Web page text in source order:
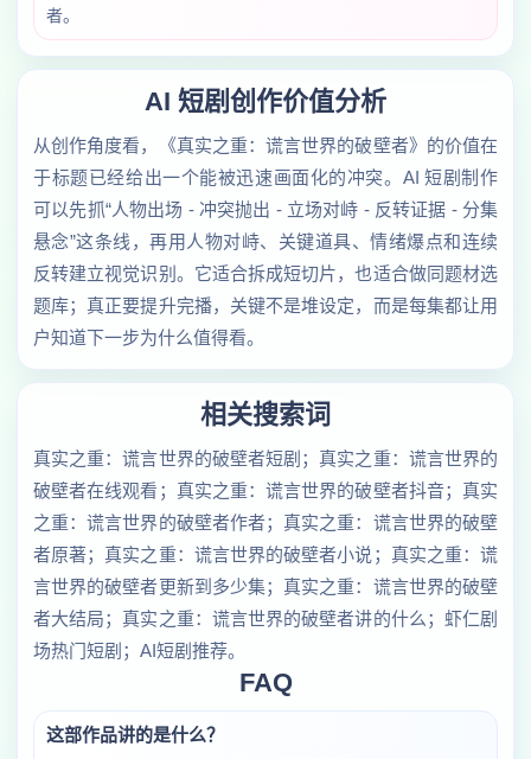
者。
AI 短剧创作价值分析
从创作角度看，《真实之重：谎言世界的破壁者》的价值在
于标题已经给出一个能被迅速画面化的冲突。AI 短剧制作
可以先抓“人物出场 - 冲突抛出 - 立场对峙 - 反转证据 - 分集
悬念”这条线，再用人物对峙、关键道具、情绪爆点和连续
反转建立视觉识别。它适合拆成短切片，也适合做同题材选
题库；真正要提升完播，关键不是堆设定，而是每集都让用
户知道下一步为什么值得看。
相关搜索词
真实之重：谎言世界的破壁者短剧；真实之重：谎言世界的
破壁者在线观看；真实之重：谎言世界的破壁者抖音；真实
之重：谎言世界的破壁者作者；真实之重：谎言世界的破壁
者原著；真实之重：谎言世界的破壁者小说；真实之重：谎
言世界的破壁者更新到多少集；真实之重：谎言世界的破壁
者大结局；真实之重：谎言世界的破壁者讲的什么；虾仁剧
场热门短剧；AI短剧推荐。
FAQ
这部作品讲的是什么？